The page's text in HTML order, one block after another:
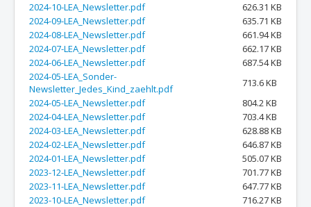
2024-10-LEA_Newsletter.pdf
626.31 KB
2024-09-LEA_Newsletter.pdf
635.71 KB
2024-08-LEA_Newsletter.pdf
661.94 KB
2024-07-LEA_Newsletter.pdf
662.17 KB
2024-06-LEA_Newsletter.pdf
687.54 KB
2024-05-LEA_Sonder-
Newsletter_Jedes_Kind_zaehlt.pdf
713.6 KB
2024-05-LEA_Newsletter.pdf
804.2 KB
2024-04-LEA_Newsletter.pdf
703.4 KB
2024-03-LEA_Newsletter.pdf
628.88 KB
2024-02-LEA_Newsletter.pdf
646.87 KB
2024-01-LEA_Newsletter.pdf
505.07 KB
2023-12-LEA_Newsletter.pdf
701.77 KB
2023-11-LEA_Newsletter.pdf
647.77 KB
2023-10-LEA_Newsletter.pdf
716.27 KB